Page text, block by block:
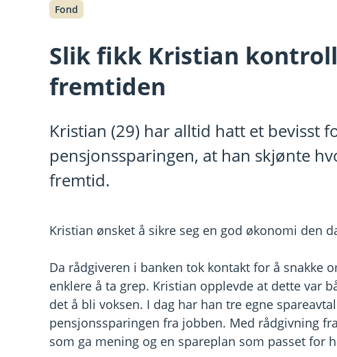
Fond
Slik fikk Kristian
fremtiden
Kristian (29) har alltid hatt et bevisst
pensjonssparingen, at han skjønte
fremtid.
Kristian ønsket å sikre seg en god økonomi den
Da rådgiveren i banken tok kontakt for å snakke
enklere å ta grep. Kristian opplevde at dette var
det å bli voksen. I dag har han tre egne
pensjonssparingen fra jobben. Med rådgivning
som ga mening og en spareplan som passet for